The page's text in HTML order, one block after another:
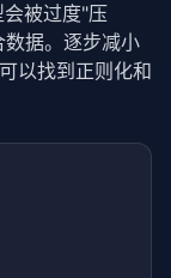
被过度"压
据。逐步减小
以找到正则化和